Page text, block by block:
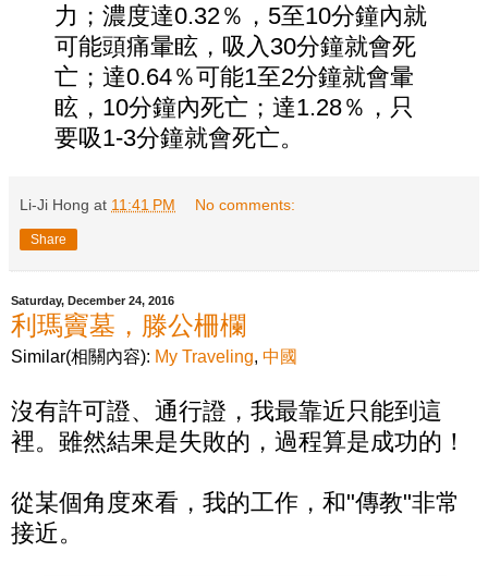
力；濃度達0.32％，5至10分鐘內就
可能頭痛暈眩，吸入30分鐘就會死
亡；達0.64％可能1至2分鐘就會暈
眩，10分鐘內死亡；達1.28％，只
要吸1-3分鐘就會死亡。
Li-Ji Hong at 11:41 PM No comments:
Share
Saturday, December 24, 2016
利瑪竇墓，滕公柵欄
Similar(相關內容): My Traveling, 中國
沒有許可證、通行證，我最靠近只能到這
裡。雖然結果是失敗的，過程算是成功的！
從某個角度來看，我的工作，和"傳教"非常
接近。